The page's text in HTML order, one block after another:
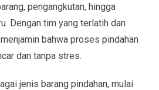
pengangkutan, hingga
Dengan tim yang terlatih dan
bahwa proses pindahan
dan tanpa stres.
jenis barang pindahan, mulai